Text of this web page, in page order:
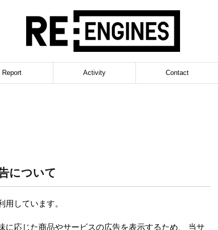
Report Activity Contact
について
しています。
に応じた商品やサービスの広告を表示するため、 当サ